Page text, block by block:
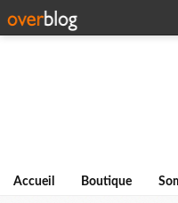
Accueil Boutique